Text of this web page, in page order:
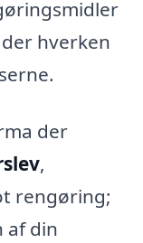
hverken
der
,
rengøring;
af din